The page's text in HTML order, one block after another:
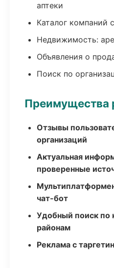
аптеки
Каталог компаний
Недвижимость:
Объявления о
Поиск по
Преимущества
Отзывы
организаций
Актуальная
проверенные
чат-бот
Удобный поиск по
районам
Реклама с